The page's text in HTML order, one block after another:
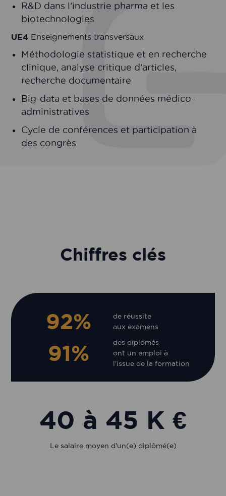
R&D dans l’industrie pharma et les
biotechnologies
UE4 Enseignements transversaux
Méthodologie statistique et en recherche
clinique, analyse critique d’articles,
recherche documentaire
Big-data et bases de données médico-
administratives
Cycle de conférences et participation à
des congrès
Chiffres clés
92%
de réussite
aux examens
91%
des diplômés
ont un emploi à
l'issue de la formation
40 à 45 K €
Le salaire moyen d'un(e) diplômé(e)